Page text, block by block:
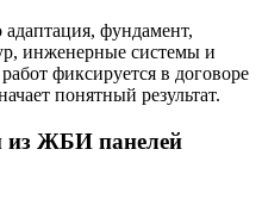
фундамент,
инженерные системы и
фиксируется в договоре
понятный результат.
из ЖБИ панелей